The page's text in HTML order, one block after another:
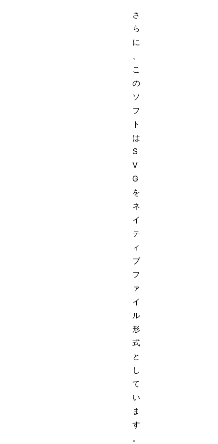
さ
ら
に
、
こ
の
ソ
フ
ト
は
S
V
G
を
ネ
イ
テ
ィ
ブ
フ
ァ
イ
ル
形
式
と
し
て
い
ま
す
。